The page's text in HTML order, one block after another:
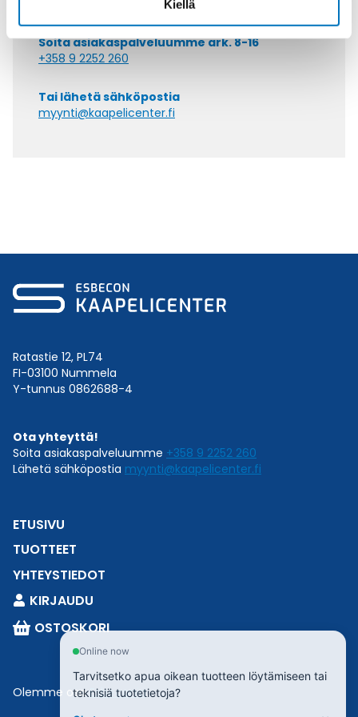
Kiellä
Soita asiakaspalveluumme ark. 8-16
+358 9 2252 260
Tai lähetä sähköpostia
myynti@kaapelicenter.fi
Ratastie 12, PL74
FI-03100 Nummela
Y-tunnus 0862688-4
Ota yhteyttä!
Soita asiakaspalveluumme +358 9 2252 260
Lähetä sähköpostia myynti@kaapelicenter.fi
ETUSIVU
TUOTTEET
YHTEYSTIEDOT
KIRJAUDU
OSTOSKORI
Olemme osaEsbeconia.
Online now
Tarvitsetko apua oikean tuotteen löytämiseen tai
teknisiä tuotetietoja?